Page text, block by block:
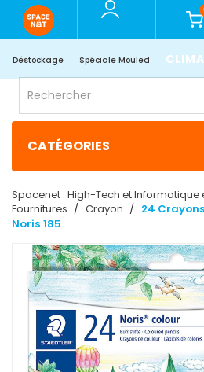
Déstockage Spéciale Mouled
CATÉGORIES
Spacenet : High-Tech et Informatique
Fournitures
Crayon
24
Noris 185